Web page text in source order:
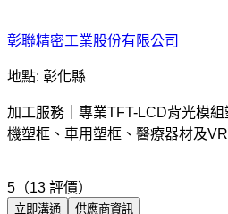
彰聯精密工業股份有限公司
地點: 彰化縣
加工服務｜專業TFT-LCD背光模
機塑框、車用塑框、醫療器材及
5（13 評價）
立即溝通 供應商資訊